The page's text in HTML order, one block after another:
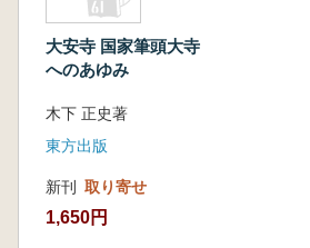
大安寺 国家筆頭大寺
へのあゆみ
木下 正史著
東方出版
新刊 取り寄せ
1,650円